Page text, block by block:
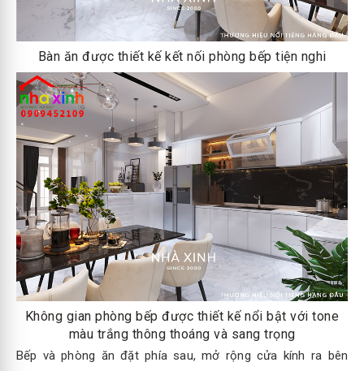
Bàn ăn được thiết kế kết nối phòng bếp tiện nghi
Không gian phòng bếp được thiết kế nổi bật với tone
màu trắng thông thoáng và sang trọng
Bếp và phòng ăn đặt phía sau, mở rộng cửa kính ra bên